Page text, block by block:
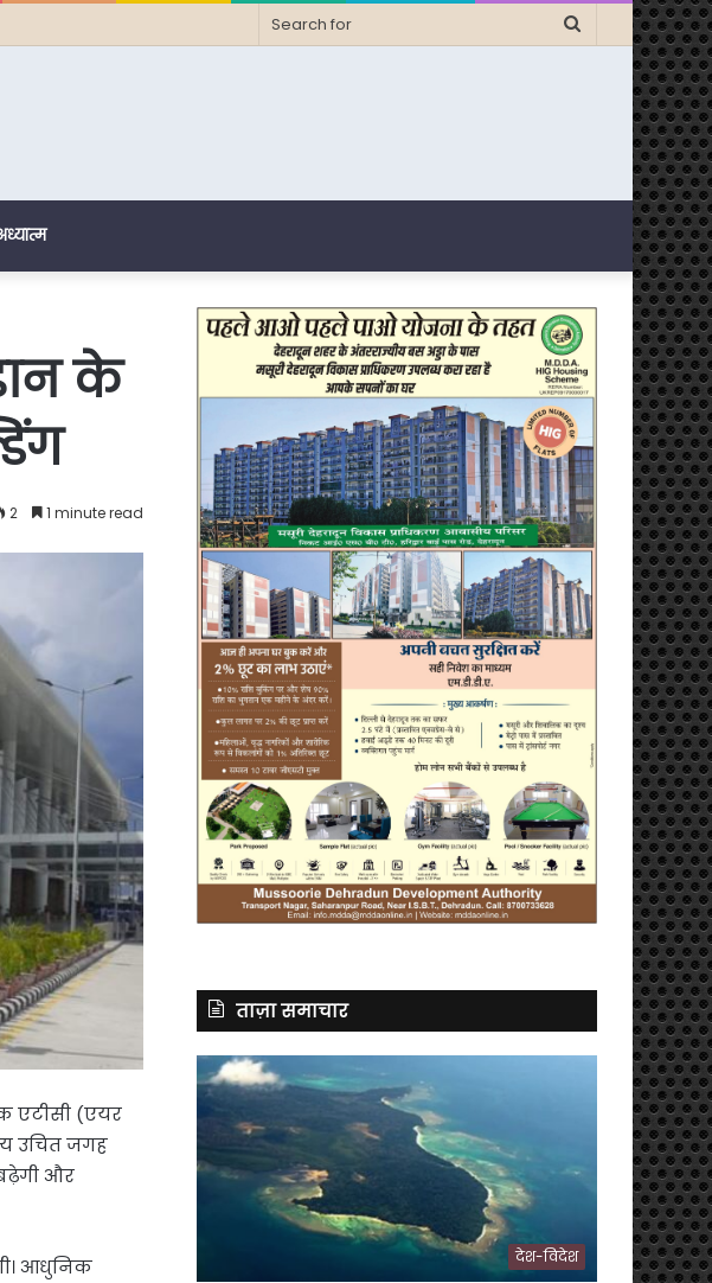
Search
के
2 1 minute read
एटीसी (एयर
उचित जगह
और
आधुनिक
ताज़ा समाचार
देश-विदेश